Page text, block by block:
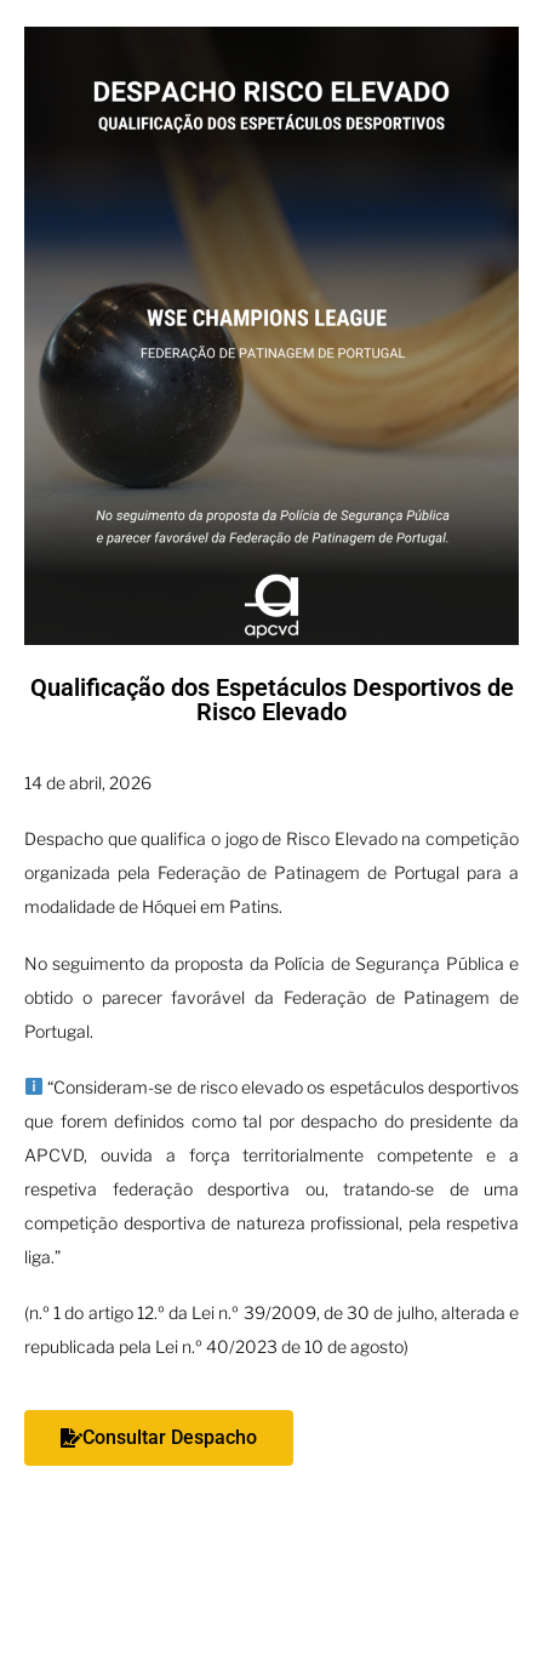
Qualificação dos Espetáculos Desportivos de
Risco Elevado
14 de abril, 2026
Despacho que qualifica o jogo de Risco Elevado na competição
organizada pela Federação de Patinagem de Portugal para a
modalidade de Hóquei em Patins.
No seguimento da proposta da Polícia de Segurança Pública e
obtido o parecer favorável da Federação de Patinagem de
Portugal.
“Consideram-se de risco elevado os espetáculos desportivos
que forem definidos como tal por despacho do presidente da
APCVD, ouvida a força territorialmente competente e a
respetiva federação desportiva ou, tratando-se de uma
competição desportiva de natureza profissional, pela respetiva
liga.”
(n.º 1 do artigo 12.º da Lei n.º 39/2009, de 30 de julho, alterada e
republicada pela Lei n.º 40/2023 de 10 de agosto)
Consultar Despacho